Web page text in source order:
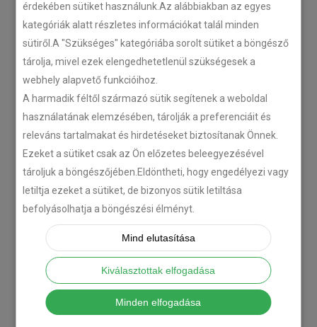
érdekében sütiket használunk.Az alábbiakban az egyes
kategóriák alatt részletes információkat talál minden
sütiről.A "Szükséges" kategóriába sorolt sütiket a böngésző
tárolja, mivel ezek elengedhetetlenül szükségesek a
webhely alapvető funkcióihoz.
A harmadik féltől származó sütik segítenek a weboldal
használatának elemzésében, tárolják a preferenciáit és
releváns tartalmakat és hirdetéseket biztosítanak Önnek.
Ezeket a sütiket csak az Ön előzetes beleegyezésével
tároljuk a böngészőjében.Eldöntheti, hogy engedélyezi vagy
letiltja ezeket a sütiket, de bizonyos sütik letiltása
befolyásolhatja a böngészési élményt.
Mind elutasítása
Kiválasztottak elfogadása
Minden elfogadása